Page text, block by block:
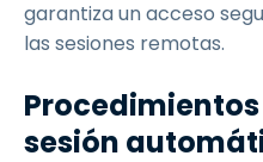
garantiza un acceso
las sesiones remotas.
sesión